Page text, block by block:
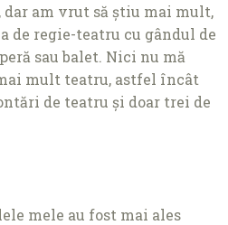
dar am vrut să știu mai mult,
de regie-teatru cu gândul de
sau balet. Nici nu mă
mult teatru, astfel încât
de teatru și doar trei de
mele au fost mai ales